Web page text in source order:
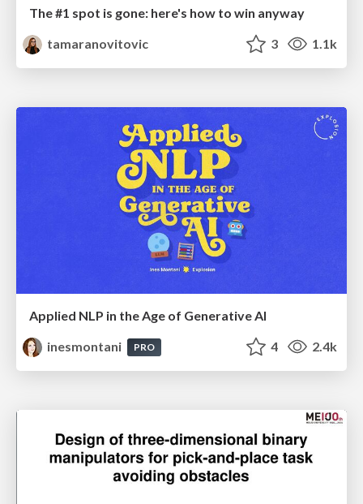
The #1 spot is gone: here's how to win anyway
tamaranovitovic
3 1.1k
Applied NLP in the Age of Generative AI
inesmontani
PRO 4 2.4k